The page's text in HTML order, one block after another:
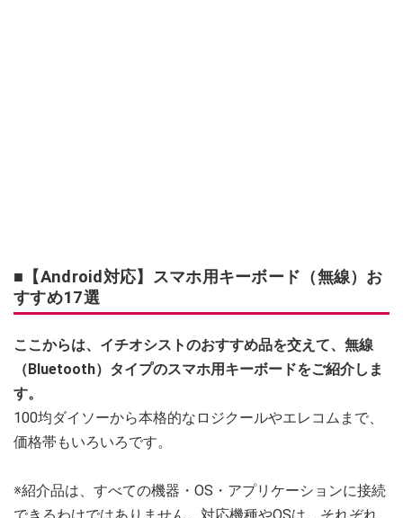
■【Android対応】スマホ用キーボード（無線）お
すすめ17選
ここからは、イチオシストのおすすめ品を交えて、無線
（Bluetooth）タイプのスマホ用キーボードをご紹介しま
す。
100均ダイソーから本格的なロジクールやエレコムまで、
価格帯もいろいろです。
※紹介品は、すべての機器・OS・アプリケーションに接続